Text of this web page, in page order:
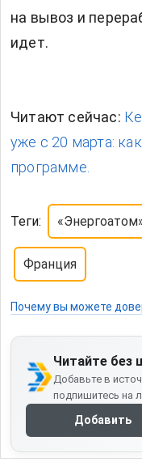
на вывоз и
идет.
Читают сейчас:
уже с 20 марта:
программе.
Теги:
Франция
Почему вы можете
Читайте без
Добавьте в
подпишитесь на
Добавить